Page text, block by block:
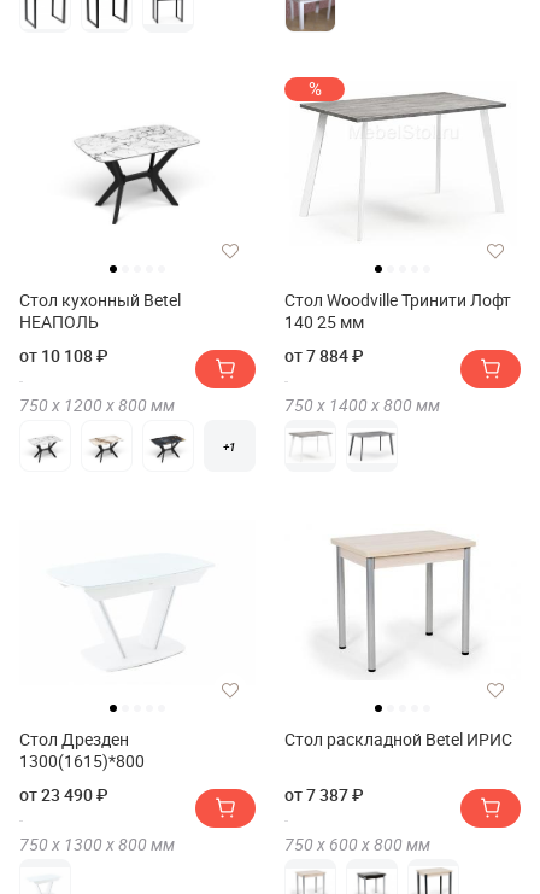
Стол кухонный Betel
НЕАПОЛЬ
от 10 108 ₽
750 х 1200 х800 мм
+1
%
Стол Woodville Тринити Лофт
140 25 мм
от 7 884 ₽
750 х 1400 х800 мм
Стол Дрезден
1300(1615)*800
от 23 490 ₽
750 х 1300 х800 мм
Стол раскладной Betel ИРИС
от 7 387 ₽
750 х 600 х800 мм